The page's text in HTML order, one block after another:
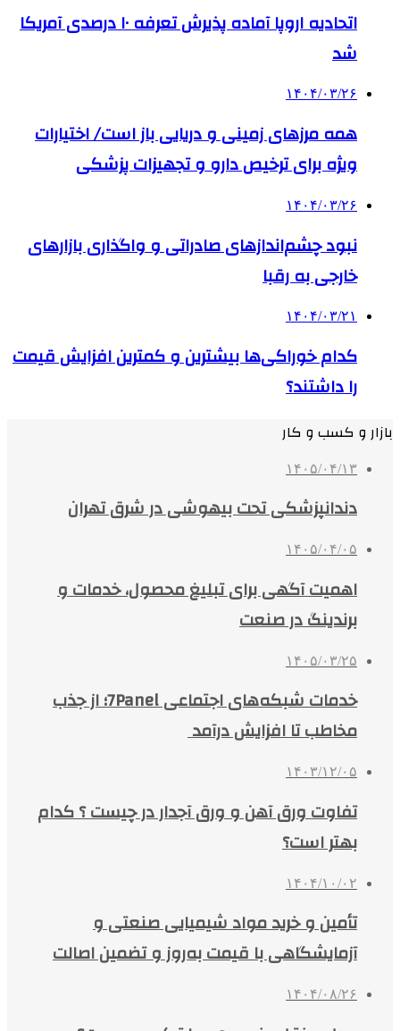
اتحادیه اروپا آماده پذیرش تعرفه ۱۰ درصدی آمریکا
شد
۱۴۰۴/۰۳/۲۶
همه مرزهای زمینی و دریایی باز است/ اختیارات
ویژه برای ترخیص دارو و تجهیزات پزشکی
۱۴۰۴/۰۳/۲۶
نبود چشم‌اندازهای صادراتی و واگذاری بازارهای
خارجی به رقبا
۱۴۰۴/۰۳/۲۱
کدام خوراکی‌ها بیشترین و کمترین افزایش قیمت
را داشتند؟
بازار و کسب و کار
۱۴۰۵/۰۴/۱۳
دندانپزشکی تحت بیهوشی در شرق تهران
۱۴۰۵/۰۴/۰۵
اهمیت آگهی برای تبلیغ محصول، خدمات و
برندینگ در صنعت
۱۴۰۵/۰۳/۲۵
خدمات شبکه‌های اجتماعی 7Panel؛ از جذب
مخاطب تا افزایش درآمد
۱۴۰۳/۱۲/۰۵
تفاوت ورق آهن و ورق آجدار در چیست ؟ کدام
بهتر است؟
۱۴۰۴/۱۰/۰۲
تأمین و خرید مواد شیمیایی صنعتی و
آزمایشگاهی با قیمت به‌روز و تضمین اصالت
۱۴۰۴/۰۸/۲۶